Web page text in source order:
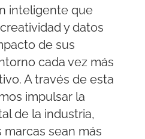
inteligente que
y datos
de sus
cada vez más
A través de esta
impulsar la
de la industria,
sean más